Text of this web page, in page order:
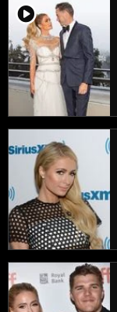
player2